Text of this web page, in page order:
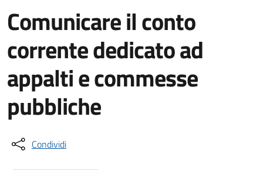
Comunicare il conto
corrente dedicato ad
appalti e commesse
pubbliche
Condividi